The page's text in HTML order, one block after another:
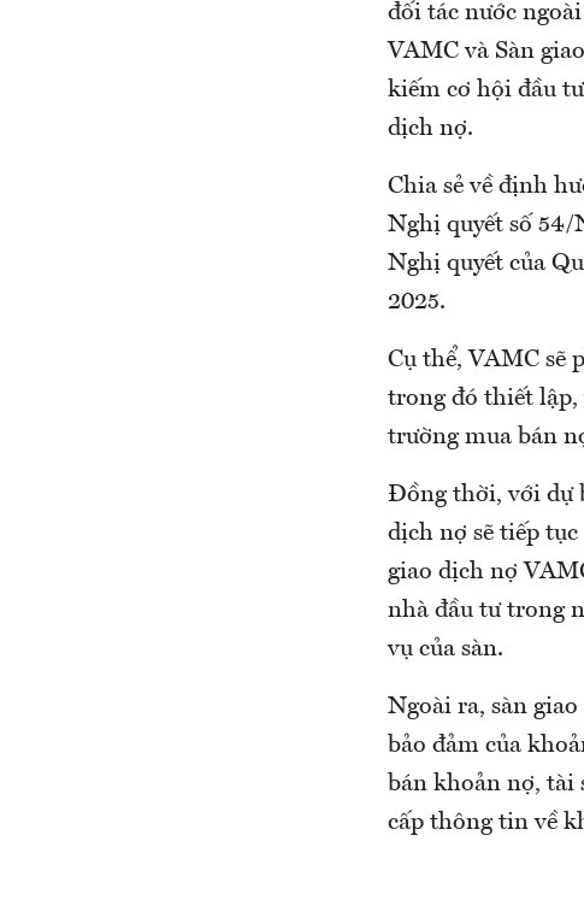
đối tác nước
VAMC và Sàn
kiếm cơ hội đầu
dịch nợ.
Chia sẻ về định
Nghị quyết số 54/
Nghị quyết của
2025.
Cụ thể, VAMC sẽ
trong đó thiết lập,
trường mua bán
Đồng thời, với dự
dịch nợ sẽ tiếp
giao dịch nợ
nhà đầu tư trong
vụ của sàn.
Ngoài ra, sàn
bảo đảm của
bán khoản nợ, tài
cấp thông tin về